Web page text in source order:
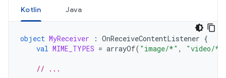
Kotlin Java
object MyReceiver : OnReceiveContentListener {
val MIME_TYPES = arrayOf( "image/*" , "video/*"
// ...